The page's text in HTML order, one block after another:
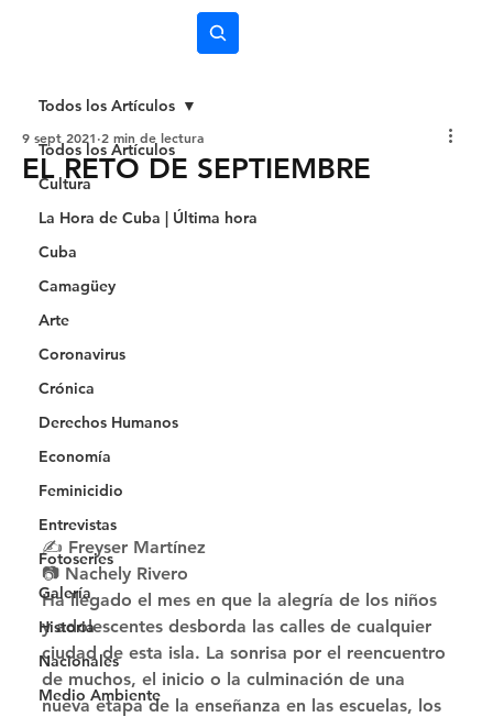
Todos los Artículos
Cultura
La Hora de Cuba | Última hora
Cuba
Camagüey
Arte
Coronavirus
Crónica
Derechos Humanos
Economía
Feminicidio
Entrevistas
Fotoseries
Galería
Historia
Nacionales
Medio Ambiente
Todos los Artículos
EL RETO DE SEPTIEMBRE
9 sept 2021 2 min de lectura
✍ Freyser Martínez
📷 Nachely Rivero
Ha llegado el mes en que la alegría de los niños
y adolescentes desborda las calles de cualquier
ciudad de esta isla. La sonrisa por el reencuentro
de muchos, el inicio o la culminación de una
nueva etapa de la enseñanza en las escuelas, los